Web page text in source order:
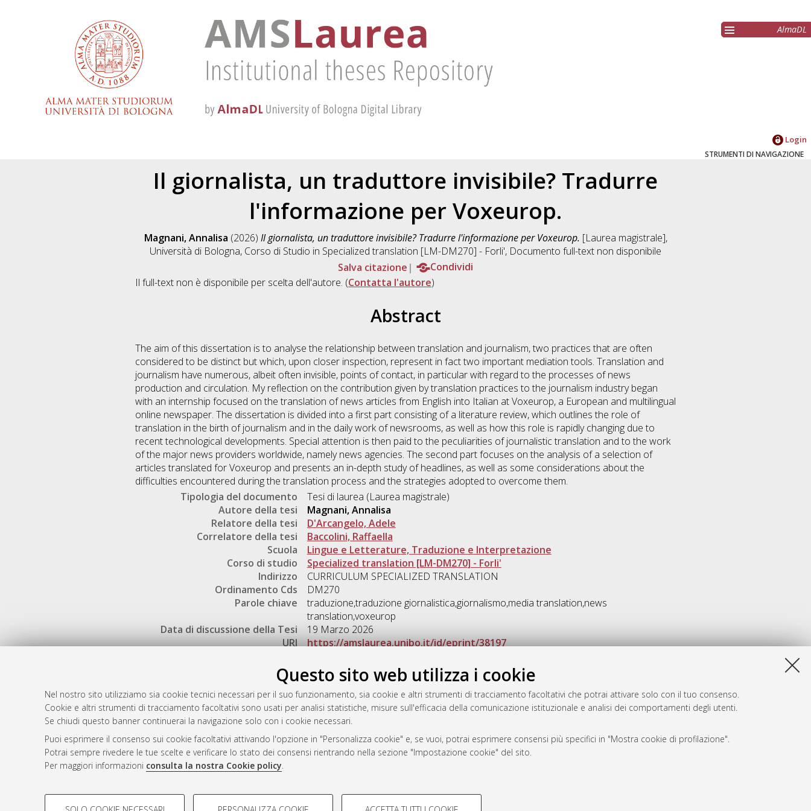
Questo sito web utilizza i cookie
Nel nostro sito utilizziamo sia cookie tecnici necessari per il suo funzionamento, sia cookie e altri strumenti di tracciamento facoltativi che potrai attivare solo con il tuo consenso.
Cookie e altri strumenti di tracciamento facoltativi sono usati per analisi statistiche, misure sull'efficacia della comunicazione istituzionale e analisi dei comportamenti degli utenti.
Se chiudi questo banner continuerai la navigazione solo con i cookie necessari.
Puoi esprimere il consenso sui cookie facoltativi attivando l'opzione in "Personalizza cookie" e, se vuoi, potrai esprimere consensi più specifici in "Mostra cookie di profilazione".
Potrai sempre rivedere le tue scelte e verificare lo stato dei consensi rientrando nella sezione "Impostazione cookie" del sito.
Per maggiori informazioni consulta la nostra Cookie policy.
COOKIE DI PROFILAZIONE - FACOLTATIVI COOKIE TECNICI - NECESSARI
AlmaDL
Login
STRUMENTI DI NAVIGAZIONE
Il giornalista, un traduttore invisibile? Tradurre
l'informazione per Voxeurop.
Magnani, Annalisa (2026) Il giornalista, un traduttore invisibile? Tradurre l'informazione per Voxeurop. [Laurea magistrale],
Università di Bologna, Corso di Studio in Specialized translation [LM-DM270] - Forli', Documento full-text non disponibile
Salva citazione
Condividi
Il full-text non è disponibile per scelta dell'autore. (Contatta l'autore)
Abstract
The aim of this dissertation is to analyse the relationship between translation and journalism, two practices that are often
considered to be distinct but which, upon closer inspection, represent in fact two important mediation tools. Translation and
journalism have numerous, albeit often invisible, points of contact, in particular with regard to the processes of news
production and circulation. My reflection on the contribution given by translation practices to the journalism industry began
with an internship focused on the translation of news articles from English into Italian at Voxeurop, a European and multilingual
online newspaper. The dissertation is divided into a first part consisting of a literature review, which outlines the role of
translation in the birth of journalism and in the daily work of newsrooms, as well as how this role is rapidly changing due to
recent technological developments. Special attention is then paid to the peculiarities of journalistic translation and to the work
of the major news providers worldwide, namely news agencies. The second part focuses on the analysis of a selection of
articles translated for Voxeurop and presents an in-depth study of headlines, as well as some considerations about the
difficulties encountered during the translation process and the strategies adopted to overcome them.
Tipologia del documento
Tesi di laurea (Laurea magistrale)
Autore della tesi
Magnani, Annalisa
Relatore della tesi
D'Arcangelo, Adele
Correlatore della tesi
Baccolini, Raffaella
Scuola
Lingue e Letterature, Traduzione e Interpretazione
Corso di studio
Specialized translation [LM-DM270] - Forli'
Indirizzo
CURRICULUM SPECIALIZED TRANSLATION
Ordinamento Cds
DM270
Parole chiave
traduzione,traduzione giornalistica,giornalismo,media translation,news
translation,voxeurop
Data di discussione della Tesi
19 Marzo 2026
URI
https://amslaurea.unibo.it/id/eprint/38197
Gestione del documento:
Atom
Rss 1.0
Rss 2.0
AMS Laurea
Servizio implementato e gestito da
Impostazioni Cookie
Informativa sulla privacy
Condizioni d’uso del sito